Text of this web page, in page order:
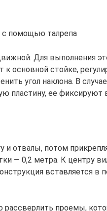
с помощью талрепа
Для выполнения
основной стойке,
угол наклона. В
пластину, ее
отвалы, потом
— 0,2 метра. К центру
вставляется в
проемы,